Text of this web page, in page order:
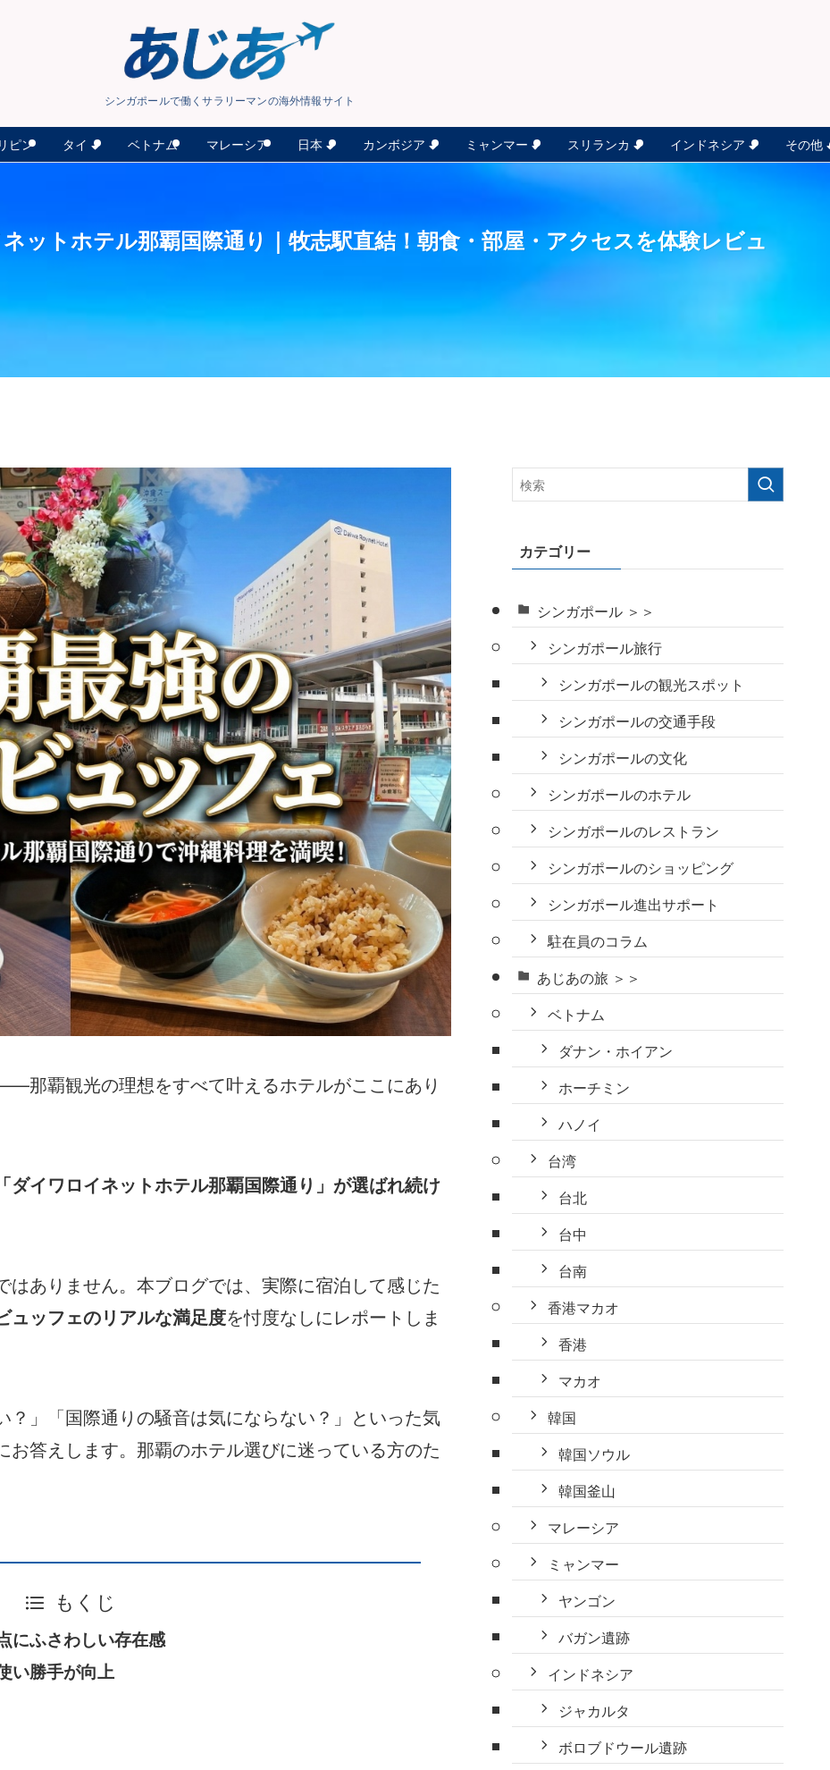
シンガポールで働くサラリーマンの海外情報サイト
ピン タイ ベトナム マレーシア 日本 カンボジア ミャンマー スリランカ インドネシア その他
ットホテル那覇国際通り｜牧志駅直結！朝食・部屋・アクセスを体験レビュ
那覇観光の理想をすべて叶えるホテルがここにあり
ダイワロイネットホテル那覇国際通り」が選ばれ続け
ありません。本ブログでは、実際に宿泊して感じた
ュッフェのリアルな満足度を忖度なしにレポートしま
？」「国際通りの騒音は気にならない？」といった気
答えします。那覇のホテル選びに迷っている方のた
もくじ
にふさわしい存在感
い勝手が向上
カテゴリー
シンガポール ＞＞
シンガポール旅行
シンガポールの観光スポット
シンガポールの交通手段
シンガポールの文化
シンガポールのホテル
シンガポールのレストラン
シンガポールのショッピング
シンガポール進出サポート
駐在員のコラム
あじあの旅 ＞＞
ベトナム
ダナン・ホイアン
ホーチミン
ハノイ
台湾
台北
台中
台南
香港マカオ
香港
マカオ
韓国
韓国ソウル
韓国釜山
マレーシア
ミャンマー
ヤンゴン
バガン遺跡
インドネシア
ジャカルタ
ボロブドウール遺跡